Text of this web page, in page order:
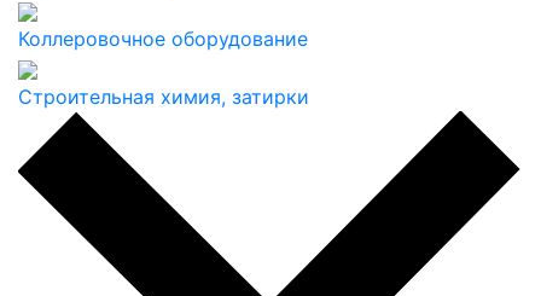
Коллеровочное оборудование
Строительная химия, затирки